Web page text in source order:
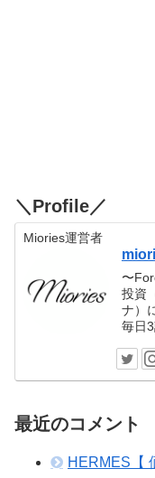
＼Profile／
Miories運営者
〜
投資
ナ）
毎日
最近のコメント
HERMES【